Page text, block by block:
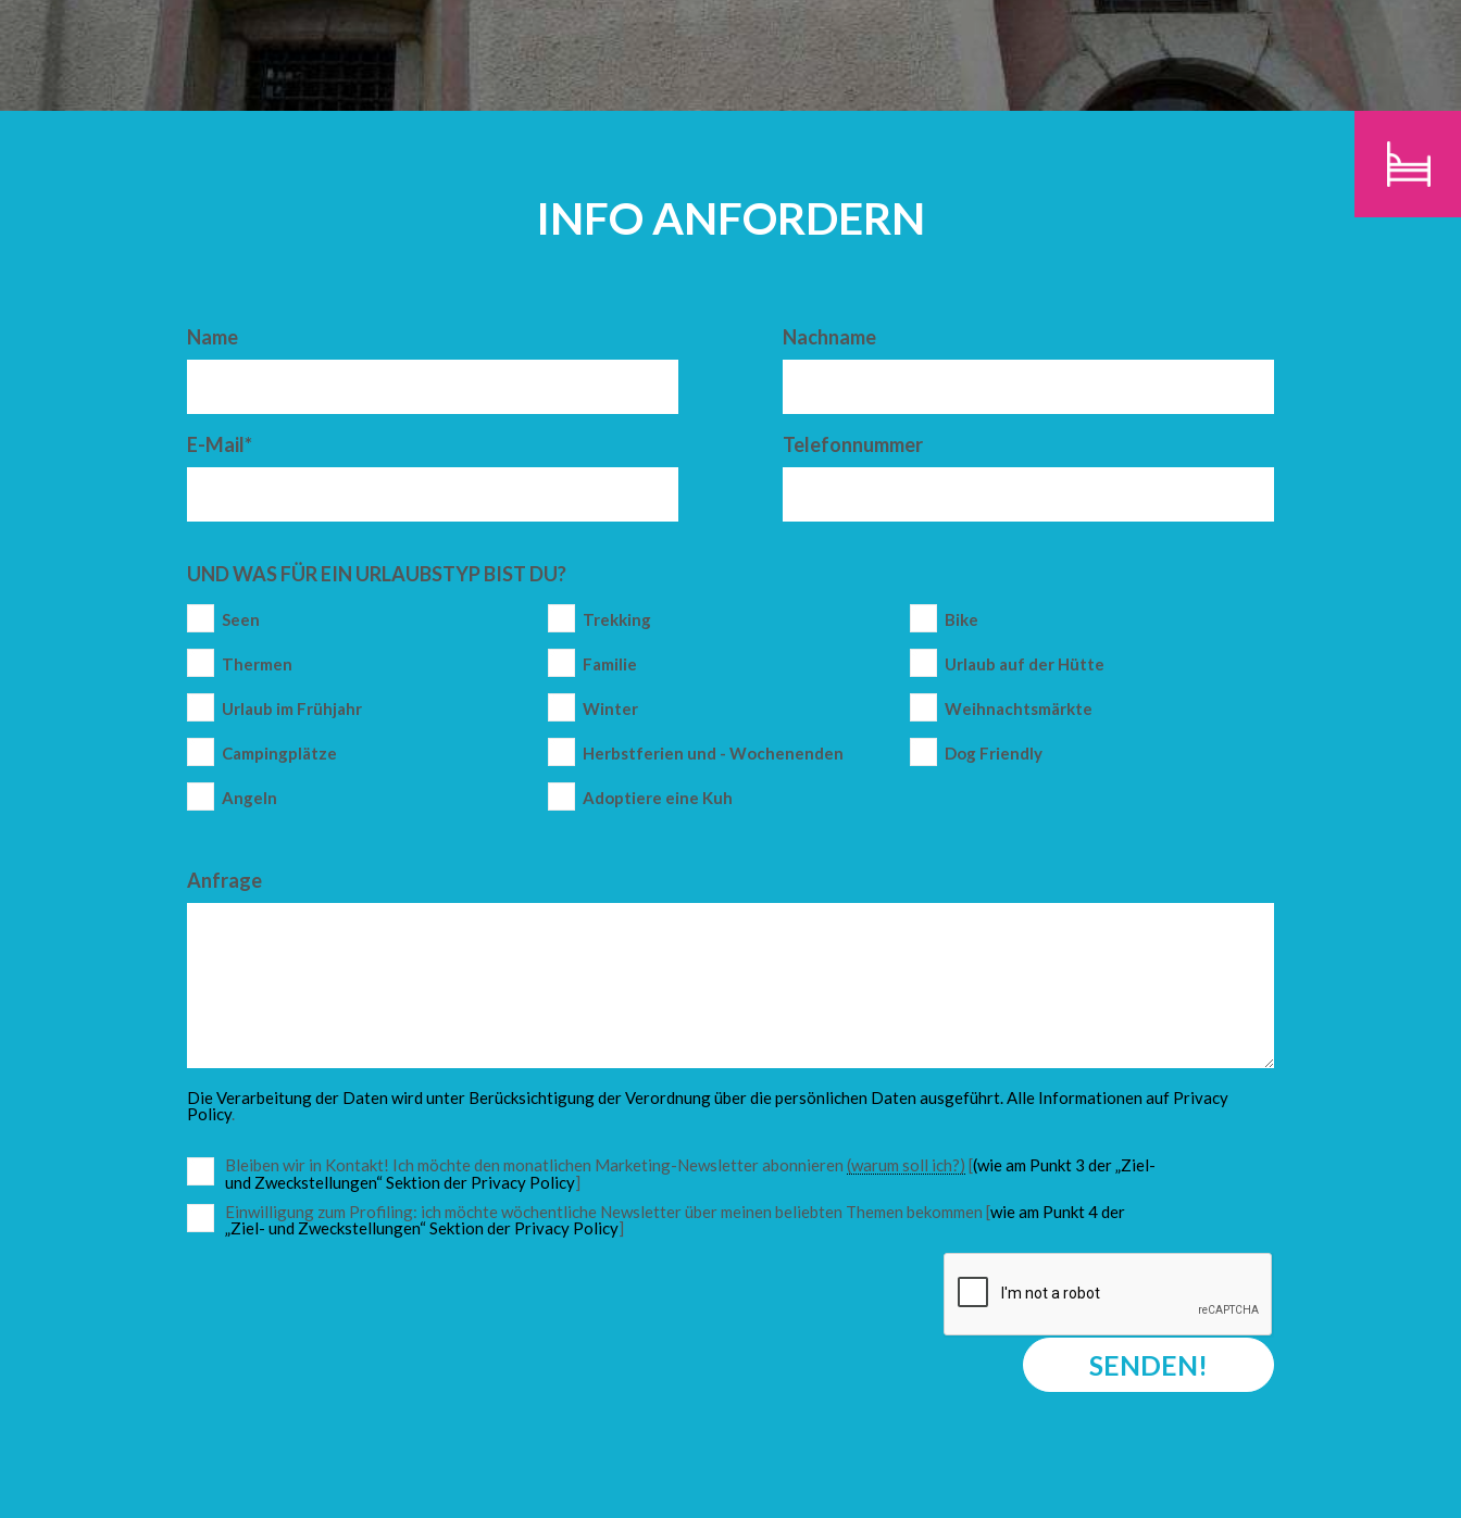
ANKUNFT ERWACHSENE KINDER
SUCHEN
INFO ANFORDERN
Name Nachname
E-Mail* Telefonnummer
UND WAS FÜR EIN URLAUBSTYP BIST DU?
Seen Trekking Bike
Thermen Familie Urlaub auf der Hütte
Urlaub im Frühjahr Winter Weihnachtsmärkte
Campingplätze Herbstferien und - Wochenenden Dog Friendly
Angeln Adoptiere eine Kuh
Anfrage
Die Verarbeitung der Daten wird unter Berücksichtigung der Verordnung über die persönlichen Daten ausgeführt. Alle Informationen auf Privacy
Policy.
Bleiben wir in Kontakt! Ich möchte den monatlichen Marketing-Newsletter abonnieren (warum soll ich?) [(wie am Punkt 3 der „Ziel-
und Zweckstellungen“ Sektion der Privacy Policy]
Einwilligung zum Profiling: ich möchte wöchentliche Newsletter über meinen beliebten Themen bekommen [wie am Punkt 4 der
„Ziel- und Zweckstellungen“ Sektion der Privacy Policy]
SENDEN!